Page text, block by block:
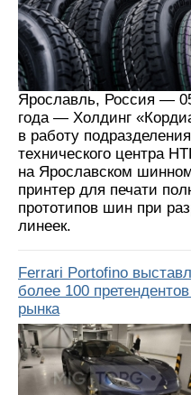
Ярославль, Россия —
года — Холдинг
в работу
технического центра
на Ярославском
принтер для печати
прототипов шин при
линеек.
Ferrari Portofino
более 100
рынка